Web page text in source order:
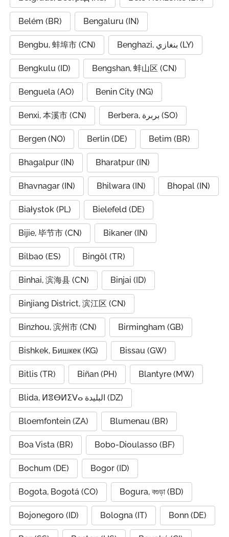
Belém (BR) Bengaluru (IN)
Bengbu, 蚌埠市 (CN) Benghazi, بنغازي (LY)
Bengkulu (ID) Bengshan, 蚌山区 (CN)
Benguela (AO) Benin City (NG)
Benxi, 本溪市 (CN) Berbera, بربرة (SO)
Bergen (NO) Berlin (DE) Betim (BR)
Bhagalpur (IN) Bharatpur (IN)
Bhavnagar (IN) Bhilwara (IN) Bhopal (IN)
Białystok (PL) Bielefeld (DE)
Bijie, 毕节市 (CN) Bikaner (IN)
Bilbao (ES) Bingöl (TR)
Binhai, 滨海县 (CN) Binjai (ID)
Binjiang District, 滨江区 (CN)
Binzhou, 滨州市 (CN) Birmingham (GB)
Bishkek, Бишкек (KG) Bissau (GW)
Bitlis (TR) Biñan (PH) Blantyre (MW)
Blida, ⵍⴻⴱⵍⵉⴸⴰ البليدة (DZ)
Bloemfontein (ZA) Blumenau (BR)
Boa Vista (BR) Bobo-Dioulasso (BF)
Bochum (DE) Bogor (ID)
Bogota, Bogotá (CO) Bogura, বগুড়া (BD)
Bojonegoro (ID) Bologna (IT) Bonn (DE)